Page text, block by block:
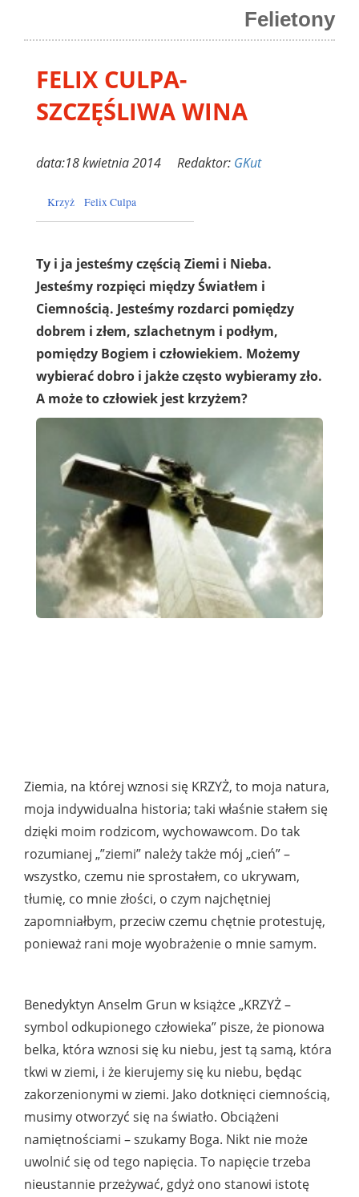
Felietony
FELIX CULPA-
SZCZĘŚLIWA WINA
data:18 kwietnia 2014 Redaktor: GKut
Krzyż Felix Culpa
Ty i ja jesteśmy częścią Ziemi i Nieba.
Jesteśmy rozpięci między Światłem i
Ciemnością. Jesteśmy rozdarci pomiędzy
dobrem i złem, szlachetnym i podłym,
pomiędzy Bogiem i człowiekiem. Możemy
wybierać dobro i jakże często wybieramy zło.
A może to człowiek jest krzyżem?
Ziemia, na której wznosi się KRZYŻ, to moja natura,
moja indywidualna historia; taki właśnie stałem się
dzięki moim rodzicom, wychowawcom. Do tak
rozumianej „”ziemi” należy także mój „cień” –
wszystko, czemu nie sprostałem, co ukrywam,
tłumię, co mnie złości, o czym najchętniej
zapomniałbym, przeciw czemu chętnie protestuję,
ponieważ rani moje wyobrażenie o mnie samym.
Benedyktyn Anselm Grun w książce „KRZYŻ –
symbol odkupionego człowieka” pisze, że pionowa
belka, która wznosi się ku niebu, jest tą samą, która
tkwi w ziemi, i że kierujemy się ku niebu, będąc
zakorzenionymi w ziemi. Jako dotknięci ciemnością,
musimy otworzyć się na światło. Obciążeni
namiętnościami – szukamy Boga. Nikt nie może
uwolnić się od tego napięcia. To napięcie trzeba
nieustannie przeżywać, gdyż ono stanowi istotę